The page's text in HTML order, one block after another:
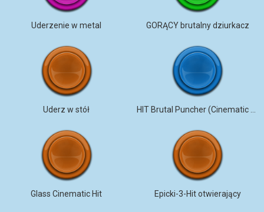
Uderzenie w metal GORĄCY brutalny dziurkacz
Uderz w stół
Glass Cinematic Hit Epicki-3-Hit otwierający